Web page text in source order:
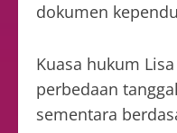
dokumen
Kuasa hukum
perbedaan
sementara